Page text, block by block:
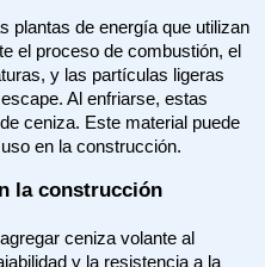
plantas de energía que utilizan
el proceso de combustión, el
y las partículas ligeras
Al enfriarse, estas
ceniza. Este material puede
en la construcción.
la construcción
ceniza volante al
y la resistencia a la